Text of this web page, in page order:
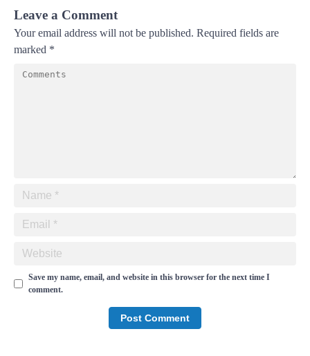
Leave a Comment
Your email address will not be published. Required fields are
marked *
Save my name, email, and website in this browser for the next time I
comment.